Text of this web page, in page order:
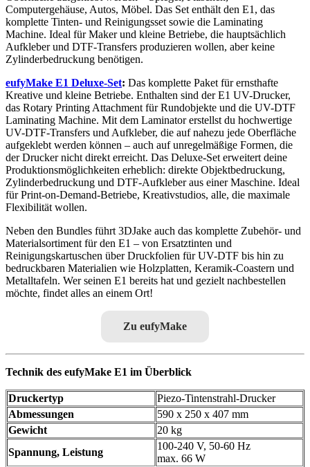
Computergehäuse, Autos, Möbel. Das Set enthält den E1, das
komplette Tinten- und Reinigungsset sowie die Laminating
Machine. Ideal für Maker und kleine Betriebe, die hauptsächlich
Aufkleber und DTF-Transfers produzieren wollen, aber keine
Zylinderbedruckung benötigen.
eufyMake E1 Deluxe-Set: Das komplette Paket für ernsthafte
Kreative und kleine Betriebe. Enthalten sind der E1 UV-Drucker,
das Rotary Printing Attachment für Rundobjekte und die UV-DTF
Laminating Machine. Mit dem Laminator erstellst du hochwertige
UV-DTF-Transfers und Aufkleber, die auf nahezu jede Oberfläche
aufgeklebt werden können – auch auf unregelmäßige Formen, die
der Drucker nicht direkt erreicht. Das Deluxe-Set erweitert deine
Produktionsmöglichkeiten erheblich: direkte Objektbedruckung,
Zylinderbedruckung und DTF-Aufkleber aus einer Maschine. Ideal
für Print-on-Demand-Betriebe, Kreativstudios, alle, die maximale
Flexibilität wollen.
Neben den Bundles führt 3DJake auch das komplette Zubehör- und
Materialsortiment für den E1 – von Ersatztinten und
Reinigungskartuschen über Druckfolien für UV-DTF bis hin zu
bedruckbaren Materialien wie Holzplatten, Keramik-Coastern und
Metalltafeln. Wer seinen E1 bereits hat und gezielt nachbestellen
möchte, findet alles an einem Ort!
Zu eufyMake
Technik des eufyMake E1 im Überblick
Druckertyp
Piezo-Tintenstrahl-Drucker
Abmessungen
590 x 250 x 407 mm
Gewicht
20 kg
Spannung, Leistung
100-240 V, 50-60 Hz
max. 66 W